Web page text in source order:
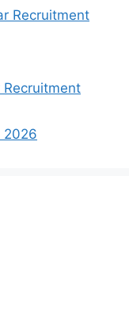
Recruitment
Recruitment
2026